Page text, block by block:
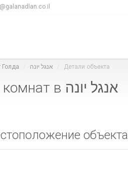
Голда אנגל יונה Детали объекта
Квартира на продажу 4.5 комнат в אנגל יונה
объекта